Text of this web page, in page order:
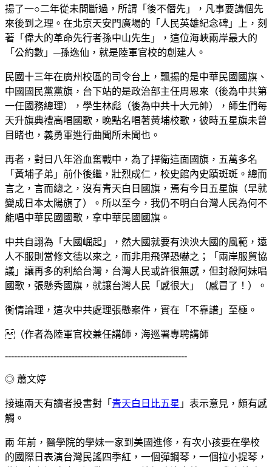
揚了一○二年從未間斷過，所謂「後不僭先」，凡事要講個先
來後到之理。在北京天安門廣場的「人民英雄紀念碑」上，刻
著「偉大的革命先行者孫中山先生」，這位海峽兩岸最大的
「公約數」─孫逸仙，就是陸軍官校的創建人。
民國十三年在廣州校區的司令台上，飄揚的是中華民國國旗、
中國國民黨黨旗，台下站的是政治部主任周恩來（後為中共第
一任國務總理），學生林彪（後為中共十大元帥），師生們每
天升旗典禮高唱國歌，晚點名唱著黃埔校歌，彼時五星旗未曾
目睹也，義勇軍進行曲聞所未聞也。
再者，對日八年浴血奮戰中，為了捍衛這面國旗，五萬多名
「黃埔子弟」前仆後繼，壯烈成仁，校史館內史蹟斑斑。總而
言之，言而總之，沒有青天白日國旗，焉有今日五星旗（早就
變成日本太陽旗了）。所以至今，我仍不明白台灣人民為何不
能唱中華民國國歌，拿中華民國國旗。
中共自詡為「大國崛起」，然大國就要有泱泱大國的風範，遠
人不服則當修文德以來之，而非用飛彈恐嚇之；「兩岸服貿協
議」讓再多的利給台灣，台灣人民或許很無感，但封殺阿妹唱
國歌，張懸秀國旗，就讓台灣人民「感很大」（感冒了！）。
衡情論理，這次中共處理張懸案件，實在「不靠譜」至極。
（作者為陸軍官校兼任講師，海巡署專聘講師
------------------------------------------------------------
◎ 蕭文婷
接連兩天有讀者投書對「 青天白日比五星 」表示意見，頗有感
觸。
兩 年前，醫學院的學妹一家到美國進修，有次小孩要在學校
的國際日表演台灣民謠四季紅，一個彈鋼琴，一個拉小提琴，